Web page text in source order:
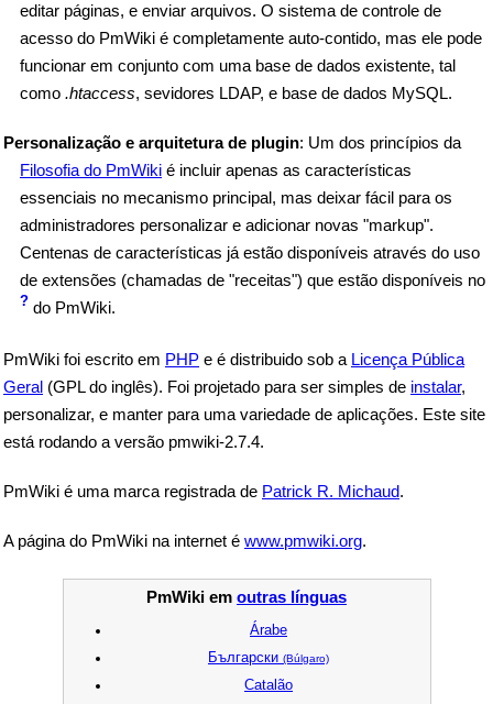
editar páginas, e enviar arquivos. O sistema de controle de
acesso do PmWiki é completamente auto-contido, mas ele pode
funcionar em conjunto com uma base de dados existente, tal
como .htaccess, sevidores LDAP, e base de dados MySQL.
Personalização e arquitetura de plugin: Um dos princípios da
Filosofia do PmWiki é incluir apenas as características
essenciais no mecanismo principal, mas deixar fácil para os
administradores personalizar e adicionar novas "markup".
Centenas de características já estão disponíveis através do uso
de extensões (chamadas de "receitas") que estão disponíveis no
? do PmWiki.
PmWiki foi escrito em PHP e é distribuido sob a Licença Pública
Geral (GPL do inglês). Foi projetado para ser simples de instalar,
personalizar, e manter para uma variedade de aplicações. Este site
está rodando a versão pmwiki-2.7.4.
PmWiki é uma marca registrada de Patrick R. Michaud.
A página do PmWiki na internet é www.pmwiki.org.
PmWiki em outras línguas
Árabe
Български (Búlgaro)
Catalão